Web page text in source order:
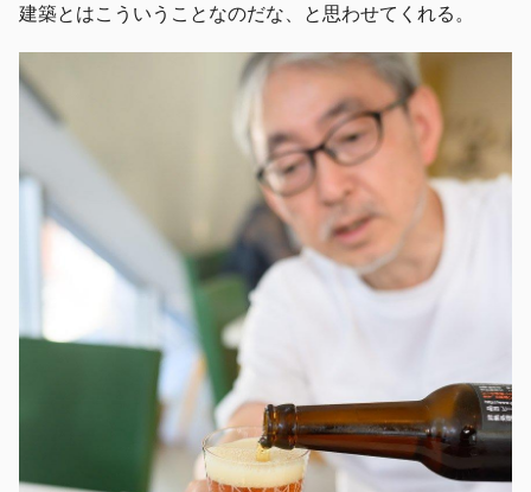
建築とはこういうことなのだな、と思わせてくれる。